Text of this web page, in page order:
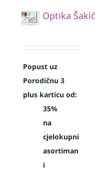
Optika Šakić
Popust uz
Porodičnu 3
plus karticu od:
35%
na
cjelokupni
asortiman
i